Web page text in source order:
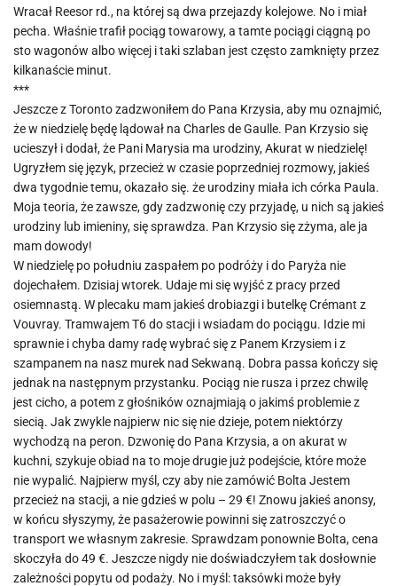
Wracał Reesor rd., na której są dwa przejazdy kolejowe. No i miał
pecha. Właśnie trafił pociąg towarowy, a tamte pociągi ciągną po
sto wagonów albo więcej i taki szlaban jest często zamknięty przez
kilkanaście minut.
***
Jeszcze z Toronto zadzwoniłem do Pana Krzysia, aby mu oznajmić,
że w niedzielę będę lądował na Charles de Gaulle. Pan Krzysio się
ucieszył i dodał, że Pani Marysia ma urodziny, Akurat w niedzielę!
Ugryzłem się język, przecież w czasie poprzedniej rozmowy, jakieś
dwa tygodnie temu, okazało się. że urodziny miała ich córka Paula.
Moja teoria, że zawsze, gdy zadzwonię czy przyjadę, u nich są jakieś
urodziny lub imieniny, się sprawdza. Pan Krzysio się zżyma, ale ja
mam dowody!
W niedzielę po południu zaspałem po podróży i do Paryża nie
dojechałem. Dzisiaj wtorek. Udaje mi się wyjść z pracy przed
osiemnastą. W plecaku mam jakieś drobiazgi i butelkę Crémant z
Vouvray. Tramwajem T6 do stacji i wsiadam do pociągu. Idzie mi
sprawnie i chyba damy radę wybrać się z Panem Krzysiem i z
szampanem na nasz murek nad Sekwaną. Dobra passa kończy się
jednak na następnym przystanku. Pociąg nie rusza i przez chwilę
jest cicho, a potem z głośników oznajmiają o jakimś problemie z
siecią. Jak zwykle najpierw nic się nie dzieje, potem niektórzy
wychodzą na peron. Dzwonię do Pana Krzysia, a on akurat w
kuchni, szykuje obiad na to moje drugie już podejście, które może
nie wypalić. Najpierw myśl, czy aby nie zamówić Bolta Jestem
przecież na stacji, a nie gdzieś w polu – 29 €! Znowu jakieś anonsy,
w końcu słyszymy, że pasażerowie powinni się zatroszczyć o
transport we własnym zakresie. Sprawdzam ponownie Bolta, cena
skoczyła do 49 €. Jeszcze nigdy nie doświadczyłem tak dosłownie
zależności popytu od podaży. No i myśl: taksówki może były